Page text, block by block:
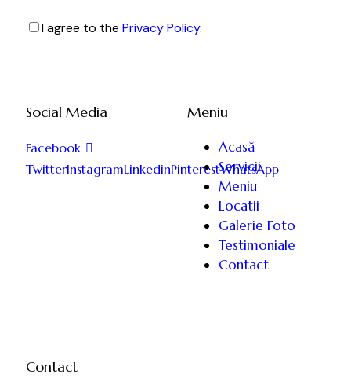
I agree to the Privacy Policy.
Social Media
Facebook
TwitterInstagramLinkedinPinterestWhatsApp
Meniu
Acasă
Servicii
Meniu
Locatii
Galerie Foto
Testimoniale
Contact
Contact